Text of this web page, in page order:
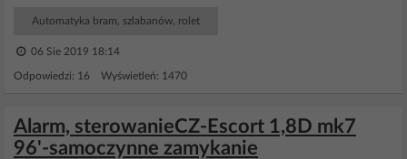
Automatyka bram, szlabanów, rolet
06 Sie 2019 18:14
Odpowiedzi: 16 Wyświetleń: 1470
Alarm, sterowanieCZ-Escort 1,8D mk7
96'-samoczynne zamykanie